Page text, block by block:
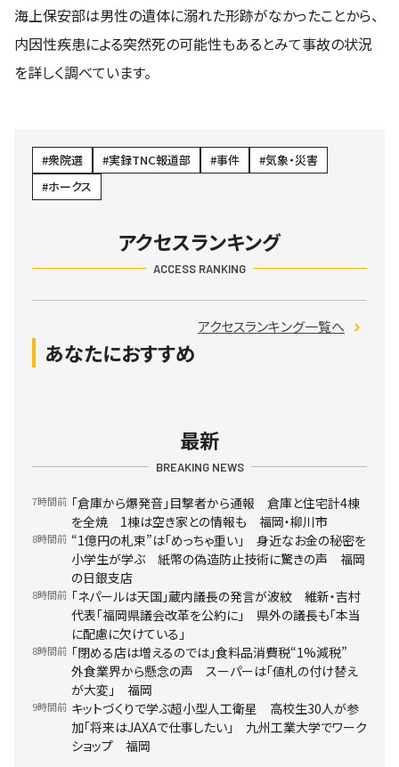
海上保安部は男性の遺体に溺れた形跡がなかったことから、
内因性疾患による突然死の可能性もあるとみて事故の状況
を詳しく調べています。
衆院選 実録TNC報道部 事件
気象・災害
ホークス
アクセスランキング
ACCESS RANKING
アクセスランキング一覧へ
あなたにおすすめ
最新
BREAKING NEWS
7時間前 「倉庫から爆発音」目撃者から通報 倉庫と住宅計4棟
を全焼 1棟は空き家との情報も 福岡・柳川市
8時間前 “1億円の札束”は「めっちゃ重い」 身近なお金の秘密を
小学生が学ぶ 紙幣の偽造防止技術に驚きの声 福岡
の日銀支店
8時間前 「ネパールは天国」蔵内議長の発言が波紋 維新・吉村
代表「福岡県議会改革を公約に」 県外の議長も「本当
に配慮に欠けている」
8時間前 「閉める店は増えるのでは」食料品消費税“1%減税”
外食業界から懸念の声 スーパーは「値札の付け替え
が大変」 福岡
9時間前 キットづくりで学ぶ超小型人工衛星 高校生30人が参
加「将来はJAXAで仕事したい」 九州工業大学でワーク
ショップ 福岡